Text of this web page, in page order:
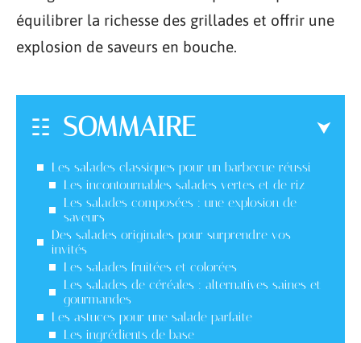
équilibrer la richesse des grillades et offrir une
explosion de saveurs en bouche.
SOMMAIRE
Les salades classiques pour un barbecue réussi
Les incontournables salades vertes et de riz
Les salades composées : une explosion de
saveurs
Des salades originales pour surprendre vos
invités
Les salades fruitées et colorées
Les salades de céréales : alternatives saines et
gourmandes
Les astuces pour une salade parfaite
Les ingrédients de base